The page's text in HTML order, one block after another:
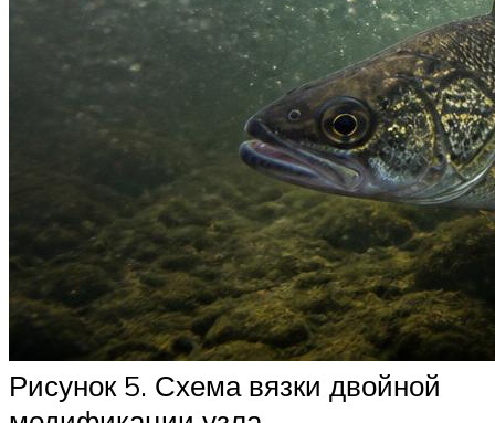
Рисунок 5. Схема вязки двойной